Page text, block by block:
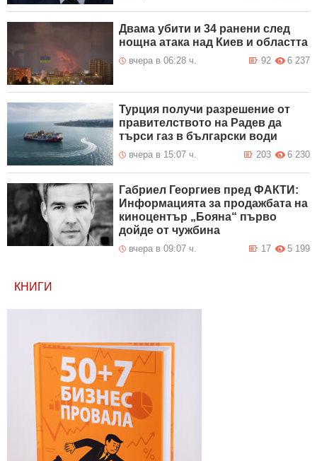
Двама убити и 34 ранени след
нощна атака над Киев и областта
вчера в 06:28 ч. 6 237
92
Турция получи разрешение от
правителството на Радев да
търси газ в български води
вчера в 15:07 ч. 6 230
203
Габриел Георгиев пред ФАКТИ:
Информацията за продажбата на
киноцентър „Бояна“ първо
дойде от чужбина
вчера в 09:07 ч. 5 199
17
КНИГИ